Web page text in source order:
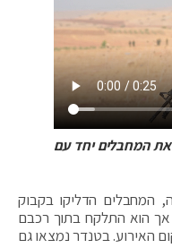
את המחבלים יחד עם
המחבלים הדליקו בקבוק
אך הוא התלקח בתוך רכבם
האירוע. בטנדר נמצאו גם